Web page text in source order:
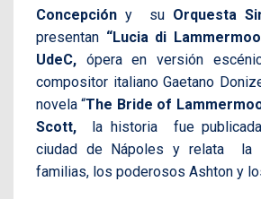
Concepción y suOrquesta
presentan “Lucia di
UdeC, ópera en versión
compositor italiano Gaetano
novela “The Bride of
Scott, la historia fue
ciudad de Nápoles y relata la
familias, los poderosos Ashton y